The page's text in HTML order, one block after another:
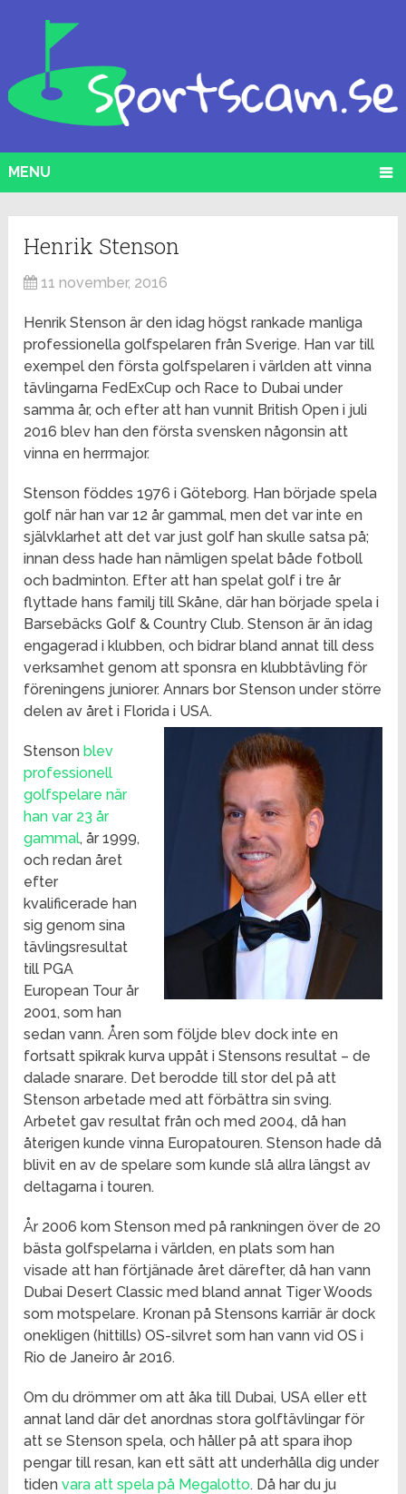
MENU
Henrik Stenson
11 november, 2016
Henrik Stenson är den idag högst rankade manliga
professionella golfspelaren från Sverige. Han var till
exempel den första golfspelaren i världen att vinna
tävlingarna FedExCup och Race to Dubai under
samma år, och efter att han vunnit British Open i juli
2016 blev han den första svensken någonsin att
vinna en herrmajor.
Stenson föddes 1976 i Göteborg. Han började spela
golf när han var 12 år gammal, men det var inte en
självklarhet att det var just golf han skulle satsa på;
innan dess hade han nämligen spelat både fotboll
och badminton. Efter att han spelat golf i tre år
flyttade hans familj till Skåne, där han började spela i
Barsebäcks Golf & Country Club. Stenson är än idag
engagerad i klubben, och bidrar bland annat till dess
verksamhet genom att sponsra en klubbtävling för
föreningens juniorer. Annars bor Stenson under större
delen av året i Florida i USA.
Stensonblev
professionell
golfspelare när
han var 23 år
gammal, år 1999,
och redan året
efter
kvalificerade han
sig genom sina
tävlingsresultat
till PGA
European Tour år
2001, som han
sedan vann. Åren som följde blev dock inte en
fortsatt spikrak kurva uppåt i Stensons resultat – de
dalade snarare. Det berodde till stor del på att
Stenson arbetade med att förbättra sin sving.
Arbetet gav resultat från och med 2004, då han
återigen kunde vinna Europatouren. Stenson hade då
blivit en av de spelare som kunde slå allra längst av
deltagarna i touren.
År 2006 kom Stenson med på rankningen över de 20
bästa golfspelarna i världen, en plats som han
visade att han förtjänade året därefter, då han vann
Dubai Desert Classic med bland annat Tiger Woods
som motspelare. Kronan på Stensons karriär är dock
onekligen (hittills) OS-silvret som han vann vid OS i
Rio de Janeiro år 2016.
Om du drömmer om att åka till Dubai, USA eller ett
annat land där det anordnas stora golftävlingar för
att se Stenson spela, och håller på att spara ihop
pengar till resan, kan ett sätt att underhålla dig under
tidenvara att spela på Megalotto. Då har du ju